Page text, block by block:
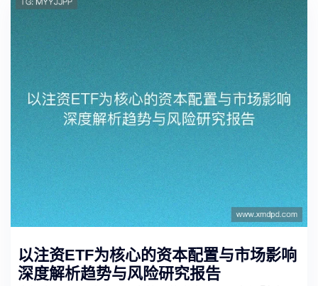
以注资ETF为核心的资本配置与市场影响
深度解析趋势与风险研究报告